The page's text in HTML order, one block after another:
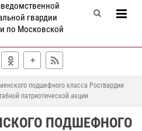
гвардии
по Московской
подшефного класса Росгвардии
патриотической акции
ПОДШЕФНОГО